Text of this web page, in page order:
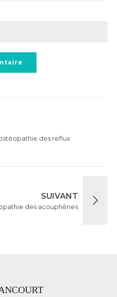
des reflux
SUIVANT
des acouphènes